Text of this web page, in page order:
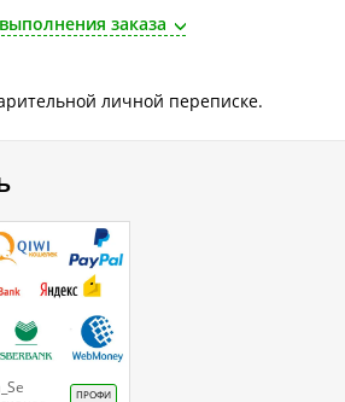
заказа
личной переписке.
ПРОФИ